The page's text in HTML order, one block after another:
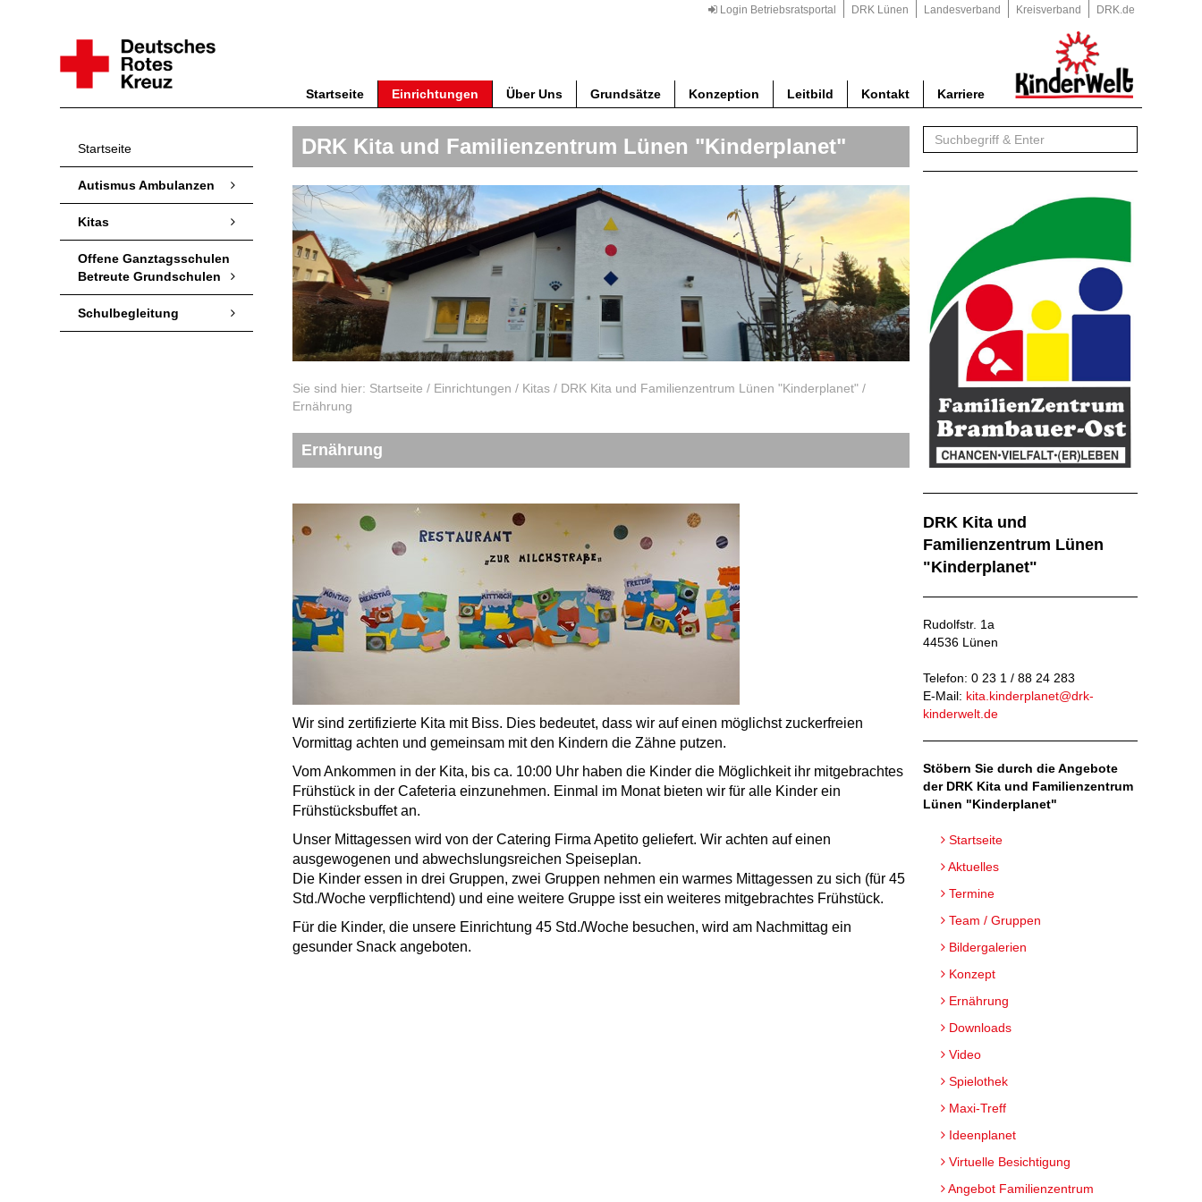
Login Betriebsratsportal DRK Lünen Landesverband Kreisverband DRK.de
Startseite Einrichtungen Über Uns Grundsätze Konzeption Leitbild Kontakt Karriere
Startseite
Autismus Ambulanzen
Kitas
Offene Ganztagsschulen
Betreute Grundschulen
Schulbegleitung
DRK Kita und Familienzentrum Lünen "Kinderplanet"
Sie sind hier: Startseite / Einrichtungen / Kitas / DRK Kita und Familienzentrum Lünen "Kinderplanet" /
Ernährung
Ernährung
Wir sind zertifizierte Kita mit Biss. Dies bedeutet, dass wir auf einen möglichst zuckerfreien
Vormittag achten und gemeinsam mit den Kindern die Zähne putzen.
Vom Ankommen in der Kita, bis ca. 10:00 Uhr haben die Kinder die Möglichkeit ihr mitgebrachtes
Frühstück in der Cafeteria einzunehmen. Einmal im Monat bieten wir für alle Kinder ein
Frühstücksbuffet an.
Unser Mittagessen wird von der Catering Firma Apetito geliefert. Wir achten auf einen
ausgewogenen und abwechslungsreichen Speiseplan.
Die Kinder essen in drei Gruppen, zwei Gruppen nehmen ein warmes Mittagessen zu sich (für 45
Std./Woche verpflichtend) und eine weitere Gruppe isst ein weiteres mitgebrachtes Frühstück.
Für die Kinder, die unsere Einrichtung 45 Std./Woche besuchen, wird am Nachmittag ein
gesunder Snack angeboten.
DRK Kita und
Familienzentrum Lünen
"Kinderplanet"
Rudolfstr. 1a
44536 Lünen
Telefon: 0 23 1 / 88 24 283
E-Mail: kita.kinderplanet@drk-
kinderwelt.de
Stöbern Sie durch die Angebote
der DRK Kita und Familienzentrum
Lünen "Kinderplanet"
Startseite
Aktuelles
Termine
Team / Gruppen
Bildergalerien
Konzept
Ernährung
Downloads
Video
Spielothek
Maxi-Treff
Ideenplanet
Virtuelle Besichtigung
Angebot Familienzentrum